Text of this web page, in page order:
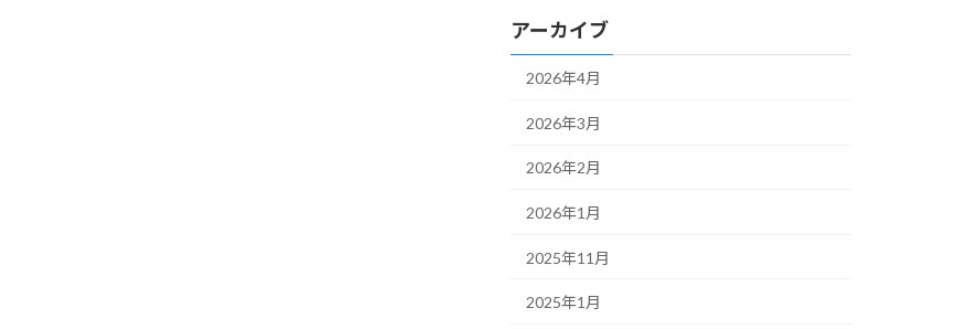
アーカイブ
2026年4月
2026年3月
2026年2月
2026年1月
2025年11月
2025年1月